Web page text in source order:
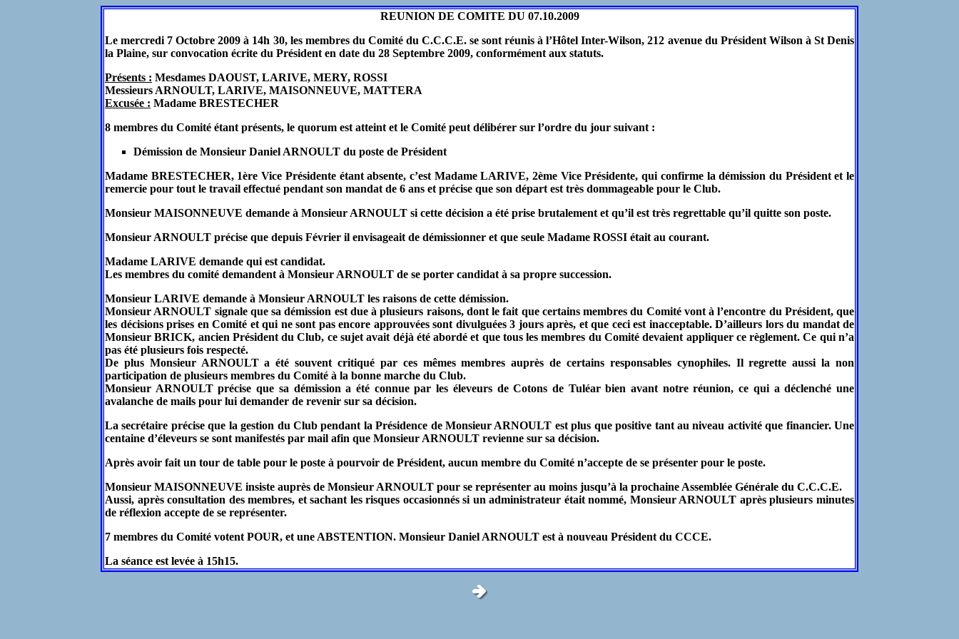
REUNION DE COMITE DU 07.10.2009
Le mercredi 7 Octobre 2009 à 14h 30, les membres du Comité du C.C.C.E. se sont réunis à l’Hôtel Inter-Wilson, 212 avenue du Président Wilson à St Denis
la Plaine, sur convocation écrite du Président en date du 28 Septembre 2009, conformément aux statuts.
Présents : Mesdames DAOUST, LARIVE, MERY, ROSSI
Messieurs ARNOULT, LARIVE, MAISONNEUVE, MATTERA
Excusée : Madame BRESTECHER
8 membres du Comité étant présents, le quorum est atteint et le Comité peut délibérer sur l’ordre du jour suivant :
Démission de Monsieur Daniel ARNOULT du poste de Président
Madame BRESTECHER, 1ère Vice Présidente étant absente, c’est Madame LARIVE, 2ème Vice Présidente, qui confirme la démission du Président et le
remercie pour tout le travail effectué pendant son mandat de 6 ans et précise que son départ est très dommageable pour le Club.
Monsieur MAISONNEUVE demande à Monsieur ARNOULT si cette décision a été prise brutalement et qu’il est très regrettable qu’il quitte son poste.
Monsieur ARNOULT précise que depuis Février il envisageait de démissionner et que seule Madame ROSSI était au courant.
Madame LARIVE demande qui est candidat.
Les membres du comité demandent à Monsieur ARNOULT de se porter candidat à sa propre succession.
Monsieur LARIVE demande à Monsieur ARNOULT les raisons de cette démission.
Monsieur ARNOULT signale que sa démission est due à plusieurs raisons, dont le fait que certains membres du Comité vont à l’encontre du Président, que
les décisions prises en Comité et qui ne sont pas encore approuvées sont divulguées 3 jours après, et que ceci est inacceptable. D’ailleurs lors du mandat de
Monsieur BRICK, ancien Président du Club, ce sujet avait déjà été abordé et que tous les membres du Comité devaient appliquer ce règlement. Ce qui n’a
pas été plusieurs fois respecté.
De plus Monsieur ARNOULT a été souvent critiqué par ces mêmes membres auprès de certains responsables cynophiles. Il regrette aussi la non
participation de plusieurs membres du Comité à la bonne marche du Club.
Monsieur ARNOULT précise que sa démission a été connue par les éleveurs de Cotons de Tuléar bien avant notre réunion, ce qui a déclenché une
avalanche de mails pour lui demander de revenir sur sa décision.
La secrétaire précise que la gestion du Club pendant la Présidence de Monsieur ARNOULT est plus que positive tant au niveau activité que financier. Une
centaine d’éleveurs se sont manifestés par mail afin que Monsieur ARNOULT revienne sur sa décision.
Après avoir fait un tour de table pour le poste à pourvoir de Président, aucun membre du Comité n’accepte de se présenter pour le poste.
Monsieur MAISONNEUVE insiste auprès de Monsieur ARNOULT pour se représenter au moins jusqu’à la prochaine Assemblée Générale du C.C.C.E.
Aussi, après consultation des membres, et sachant les risques occasionnés si un administrateur était nommé, Monsieur ARNOULT après plusieurs minutes
de réflexion accepte de se représenter.
7 membres du Comité votent POUR, et une ABSTENTION. Monsieur Daniel ARNOULT est à nouveau Président du CCCE.
La séance est levée à 15h15.